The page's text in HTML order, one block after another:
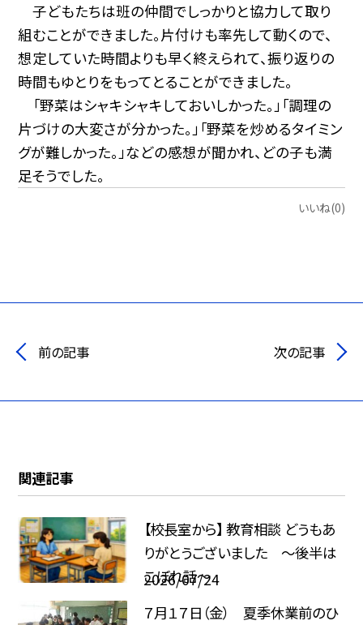
子どもたちは班の仲間でしっかりと協力して取り
組むことができました。片付けも率先して動くので、
想定していた時間よりも早く終えられて、振り返りの
時間もゆとりをもってとることができました。
「野菜はシャキシャキしておいしかった。」「調理の
片づけの大変さが分かった。」「野菜を炒めるタイミン
グが難しかった。」などの感想が聞かれ、どの子も満
足そうでした。
いいね(0)
前の記事 次の記事
関連記事
【校長室から】 教育相談 どうもあ
りがとうございました ～後半は
こぼれ話～
2026/07/24
７月１７日（金） 夏季休業前のひ